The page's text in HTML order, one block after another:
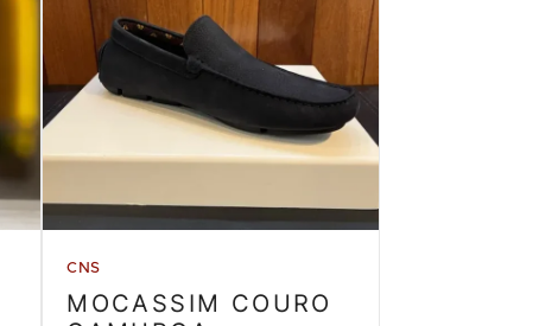
CNS
MOCASSIM COURO